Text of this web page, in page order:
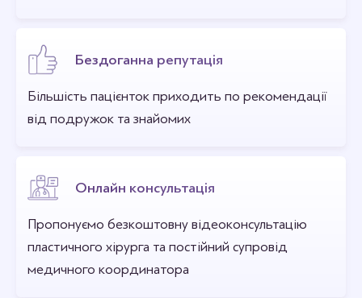
Бездоганна репутація
Більшість пацієнток приходить по рекомендації
від подружок та знайомих
Онлайн консультація
Пропонуємо безкоштовну відеоконсультацію
пластичного хірурга та постійний супровід
медичного координатора